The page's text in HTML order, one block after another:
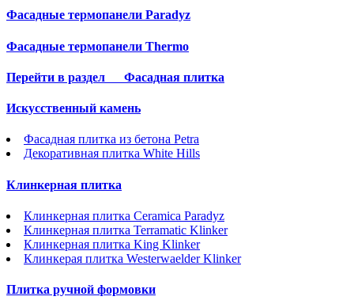
Фасадные термопанели Paradyz
Фасадные термопанели Thermo
Перейти в раздел Фасадная плитка
Искусственный камень
Фасадная плитка из бетона Petra
Декоративная плитка White Hills
Клинкерная плитка
Клинкерная плитка Ceramica Paradyz
Клинкерная плитка Terramatic Klinker
Клинкерная плитка King Klinker
Клинкерая плитка Westerwaelder Klinker
Плитка ручной формовки